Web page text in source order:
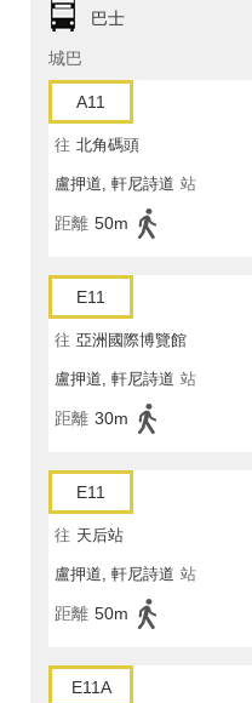
巴士
城巴
A11
往 北角碼頭
盧押道, 軒尼詩道 站
距離 50m
E11
往 亞洲國際博覽館
盧押道, 軒尼詩道 站
距離 30m
E11
往 天后站
盧押道, 軒尼詩道 站
距離 50m
E11A